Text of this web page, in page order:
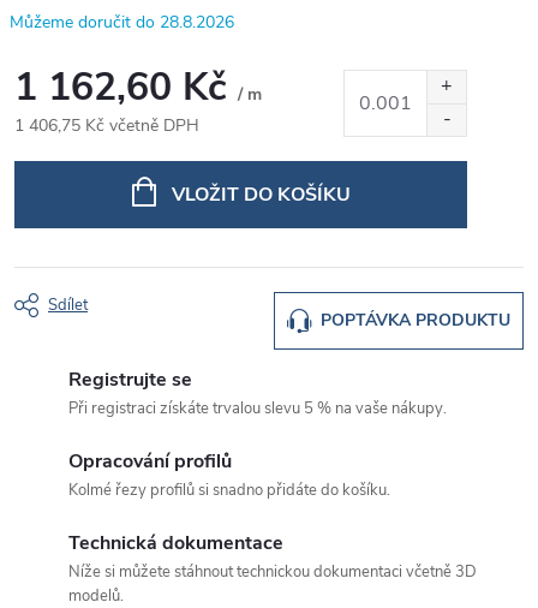
28.8.2026
1 162,60 Kč / m
1 406,75 Kč včetně DPH
VLOŽIT DO KOŠÍKU
POPTÁVKA PRODUKTU
Sdílet
Registrujte se
Při registraci získáte trvalou slevu 5 % na vaše nákupy.
Opracování profilů
Kolmé řezy profilů si snadno přidáte do košíku.
Technická dokumentace
Níže si můžete stáhnout technickou dokumentaci včetně 3D
modelů.